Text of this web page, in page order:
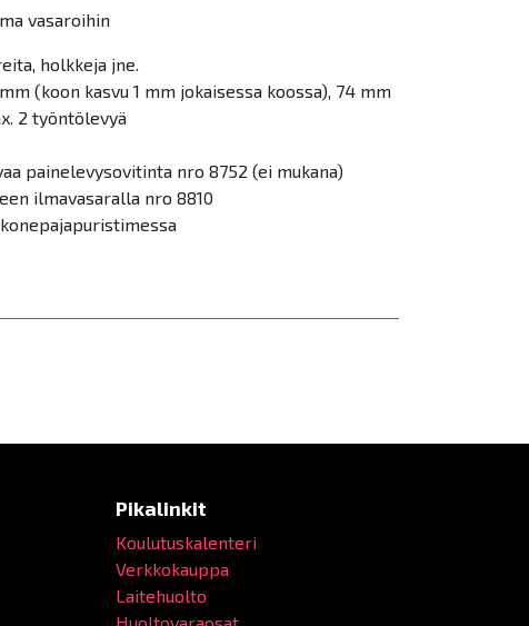
vasaroihin
holkkeja jne.
(koon kasvu 1 mm jokaisessa koossa), 74 mm
2 työntölevyä
painelevysovitinta nro 8752 (ei mukana)
ilmavasaralla nro 8810
Pikalinkit
Koulutuskalenteri
Verkkokauppa
Laitehuolto